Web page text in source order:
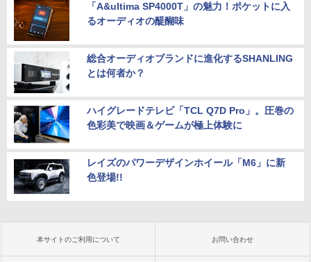
「A&ultima SP4000T」の魅力！ポケットに入
るオーディオの醍醐味
総合オーディオブランドに進化するSHANLING
とは何者か？
ハイグレードテレビ「TCL Q7D Pro」。圧巻の
色彩美で映画＆ゲームが極上体験に
レイズのパワーデザインホイール「M6」に新
色登場!!
本サイトのご利用について お問い合わせ